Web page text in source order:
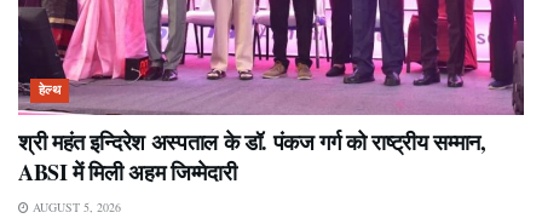
हेल्थ
श्री महंत इन्दिरेश अस्पताल के डॉ. पंकज गर्ग को राष्ट्रीय सम्मान,
ABSI में मिली अहम जिम्मेदारी
AUGUST 5, 2026